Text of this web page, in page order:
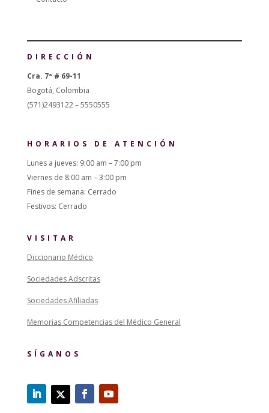
DIRECCIÓN
Cra. 7ª # 69-11
Bogotá, Colombia
(571)2493122 – 5550555
HORARIOS DE ATENCIÓN
Lunes a jueves: 9:00 am – 7:00 pm
Viernes de 8:00 am – 3:00 pm
Fines de semana: Cerrado
Festivos: Cerrado
VISITAR
Diccionario Médico
Sociedades Adscritas
Sociedades Afiliadas
Memorias Competencias del Médico General
SÍGANOS